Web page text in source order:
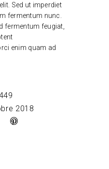
Sed ut imperdiet
fermentum nunc.
fermentum feugiat,
enim quam ad
2018